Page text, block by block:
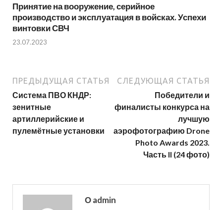
Принятие на вооружение, серийное
производство и эксплуатация в войсках. Успехи
винтовки СВЧ
23.07.2023
ПРЕДЫДУЩАЯ СТАТЬЯ
Система ПВО КНДР:
зенитные
артиллерийские и
пулемётные установки
СЛЕДУЮЩАЯ СТАТЬЯ
Победители и
финалисты конкурса на
лучшую
аэрофотографию Drone
Photo Awards 2023.
Часть II (24 фото)
О admin